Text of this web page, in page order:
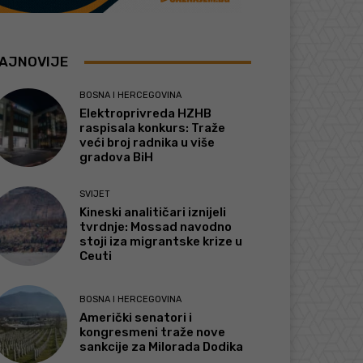
BOSNA I HERCEGOVINA
Elektroprivreda HZHB
raspisala konkurs: Traže
veći broj radnika u više
gradova BiH
SVIJET
Kineski analitičari iznijeli
tvrdnje: Mossad navodno
stoji iza migrantske krize u
Ceuti
BOSNA I HERCEGOVINA
Američki senatori i
kongresmeni traže nove
sankcije za Milorada Dodika